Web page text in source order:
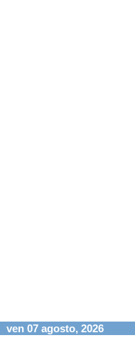
ven 07 agosto, 2026